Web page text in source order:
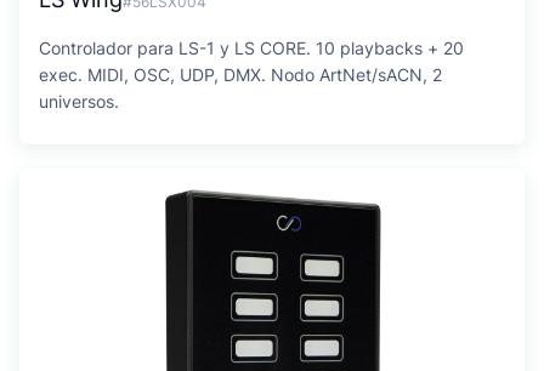
Controlador para LS-1 y LS CORE. 10 playbacks + 20
exec. MIDI, OSC, UDP, DMX. Nodo ArtNet/sACN, 2
universos.